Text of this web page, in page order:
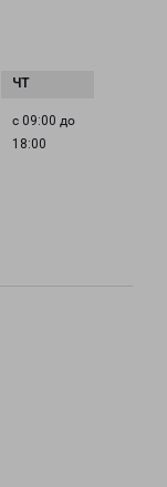
с 09:00 до
18:00